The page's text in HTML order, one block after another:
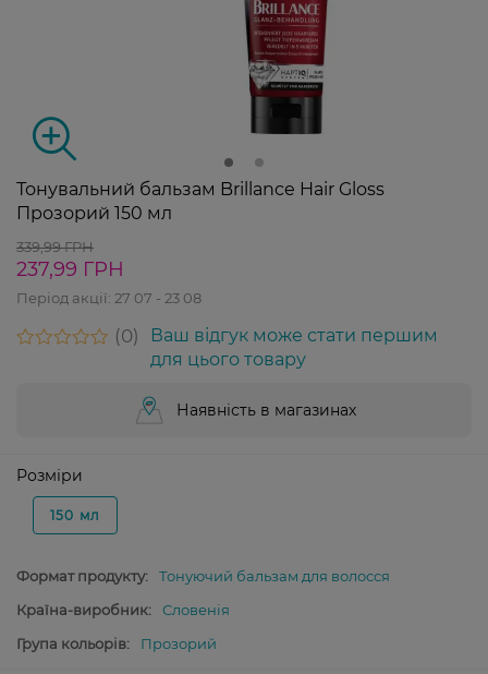
Тонувальний бальзам Brillance Hair Gloss
Прозорий 150 мл
339,99 ГРН
237,99 ГРН
Період акції: 27 07 - 23 08
0
Ваш відгук може стати першим
для цього товару
Наявність в магазинах
Розміри
150 мл
Формат продукту:
Тонуючий бальзам для волосся
Країна-виробник:
Словенія
Група кольорів:
Прозорий